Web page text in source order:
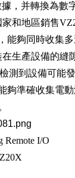
，并轉換為數
和地區銷售
夠同時收集
生產設備的縫
測到設備可能
準確收集電
Remote I/O